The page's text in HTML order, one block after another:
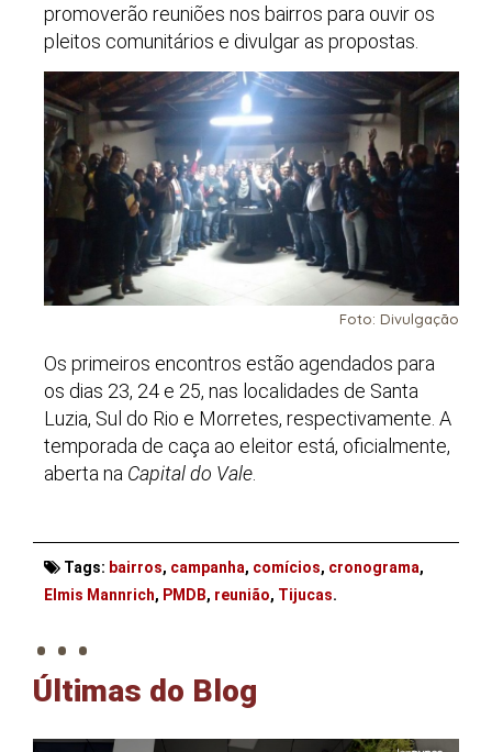
promoverão reuniões nos bairros para ouvir os
pleitos comunitários e divulgar as propostas.
Foto: Divulgação
Os primeiros encontros estão agendados para
os dias 23, 24 e 25, nas localidades de Santa
Luzia, Sul do Rio e Morretes, respectivamente. A
temporada de caça ao eleitor está, oficialmente,
aberta na Capital do Vale
Tags: bairros, campanha, comícios, cronograma,
Elmis Mannrich, PMDB, reunião, Tijucas.
. . .
Últimas do Blog